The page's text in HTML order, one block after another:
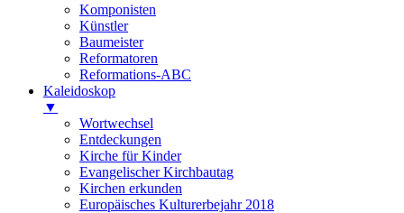
Komponisten
Künstler
Baumeister
Reformatoren
Reformations-ABC
Kaleidoskop
▼
Wortwechsel
Entdeckungen
Kirche für Kinder
Evangelischer Kirchbautag
Kirchen erkunden
Europäisches Kulturerbejahr 2018